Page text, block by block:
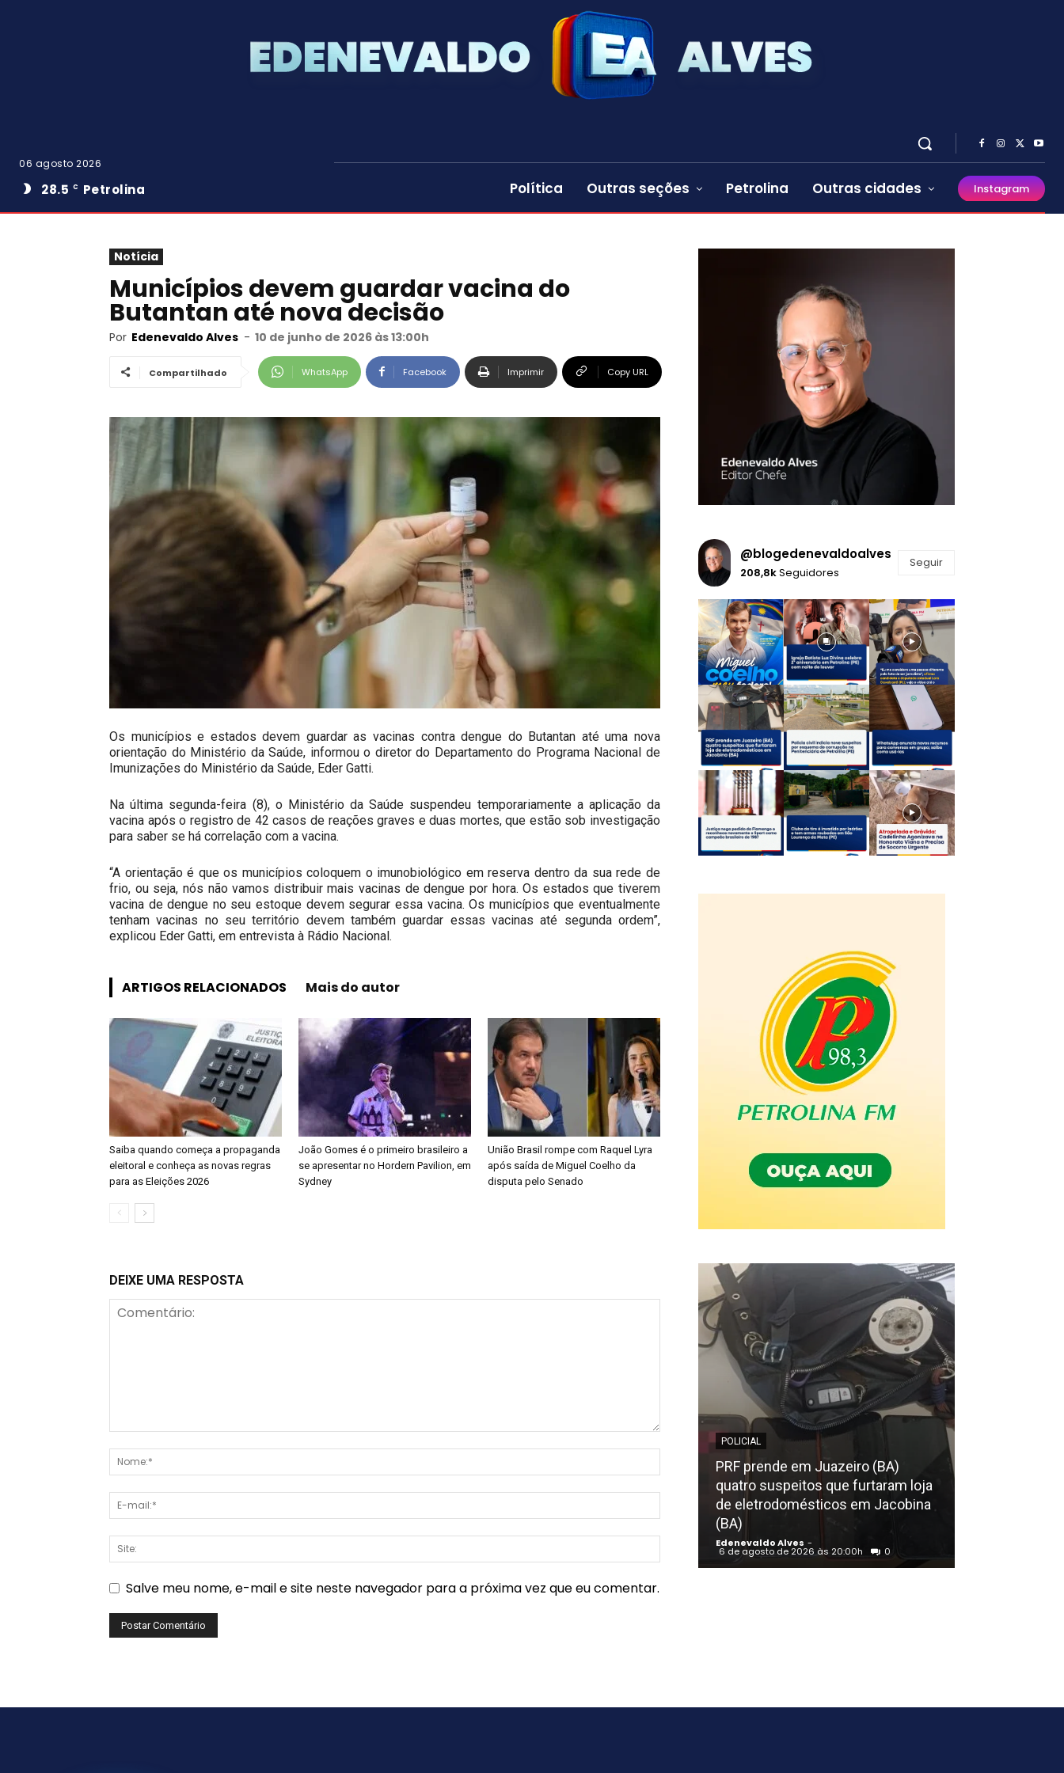
06 agosto 2026
28.5 C Petrolina Política Outras seções Petrolina Outras cidades Instagram
Notícia
Municípios devem guardar vacina do
Butantan até nova decisão
Por Edenevaldo Alves - 10 de junho de 2026 às 13:00h
Compartilhado WhatsApp Facebook Imprimir Copy URL
Os municípios e estados devem guardar as vacinas contra dengue do Butantan até uma nova
orientação do Ministério da Saúde, informou o diretor do Departamento do Programa Nacional de
Imunizações do Ministério da Saúde, Eder Gatti.
Na última segunda-feira (8), o Ministério da Saúde suspendeu temporariamente a aplicação da
vacina após o registro de 42 casos de reações graves e duas mortes, que estão sob investigação
para saber se há correlação com a vacina.
“A orientação é que os municípios coloquem o imunobiológico em reserva dentro da sua rede de
frio, ou seja, nós não vamos distribuir mais vacinas de dengue por hora. Os estados que tiverem
vacina de dengue no seu estoque devem segurar essa vacina. Os municípios que eventualmente
tenham vacinas no seu território devem também guardar essas vacinas até segunda ordem”,
explicou Eder Gatti, em entrevista à Rádio Nacional.
ARTIGOS RELACIONADOS Mais do autor
Saiba quando começa a propaganda
eleitoral e conheça as novas regras
para as Eleições 2026
João Gomes é o primeiro brasileiro a
se apresentar no Hordern Pavilion, em
Sydney
União Brasil rompe com Raquel Lyra
após saída de Miguel Coelho da
disputa pelo Senado
DEIXE UMA RESPOSTA
Salve meu nome, e-mail e site neste navegador para a próxima vez que eu comentar.
@blogedenevaldoalves
208,8kSeguidores
Seguir
POLICIAL
PRF prende em Juazeiro (BA)
quatro suspeitos que furtaram loja
de eletrodomésticos em Jacobina
(BA)
Edenevaldo Alves -
6 de agosto de 2026 às 20:00h 0